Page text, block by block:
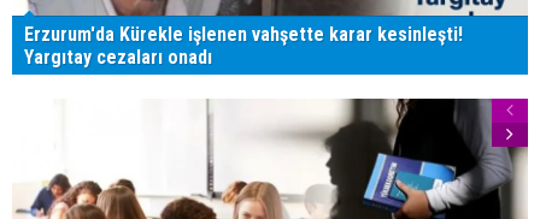
Erzurum'da Kürekle işlenen vahşette karar kesinleşti!
Yargıtay cezaları onadı